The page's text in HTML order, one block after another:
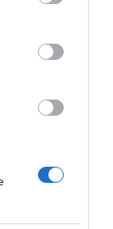
party tags to
below Google
θα
από τους
και